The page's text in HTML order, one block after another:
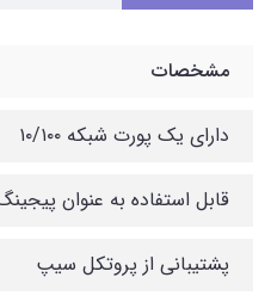
مشخصات
دارای یک پورت شبکه ۱۰/۱۰۰
قابل استفاده به عنوان
پشتیبانی از پروتکل سیپ